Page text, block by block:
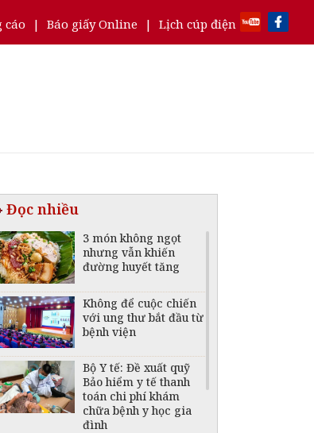
cáo | Báo giấy Online | Lịch cúp điện
Đọc nhiều
3 món không ngọt
nhưng vẫn khiến
đường huyết tăng
Không để cuộc chiến
với ung thư bắt đầu từ
bệnh viện
Bộ Y tế: Đề xuất quỹ
Bảo hiểm y tế thanh
toán chi phí khám
chữa bệnh y học gia
đình